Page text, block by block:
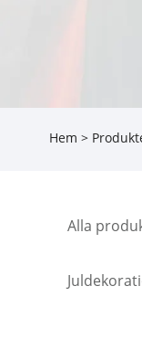
Hem >
Alla